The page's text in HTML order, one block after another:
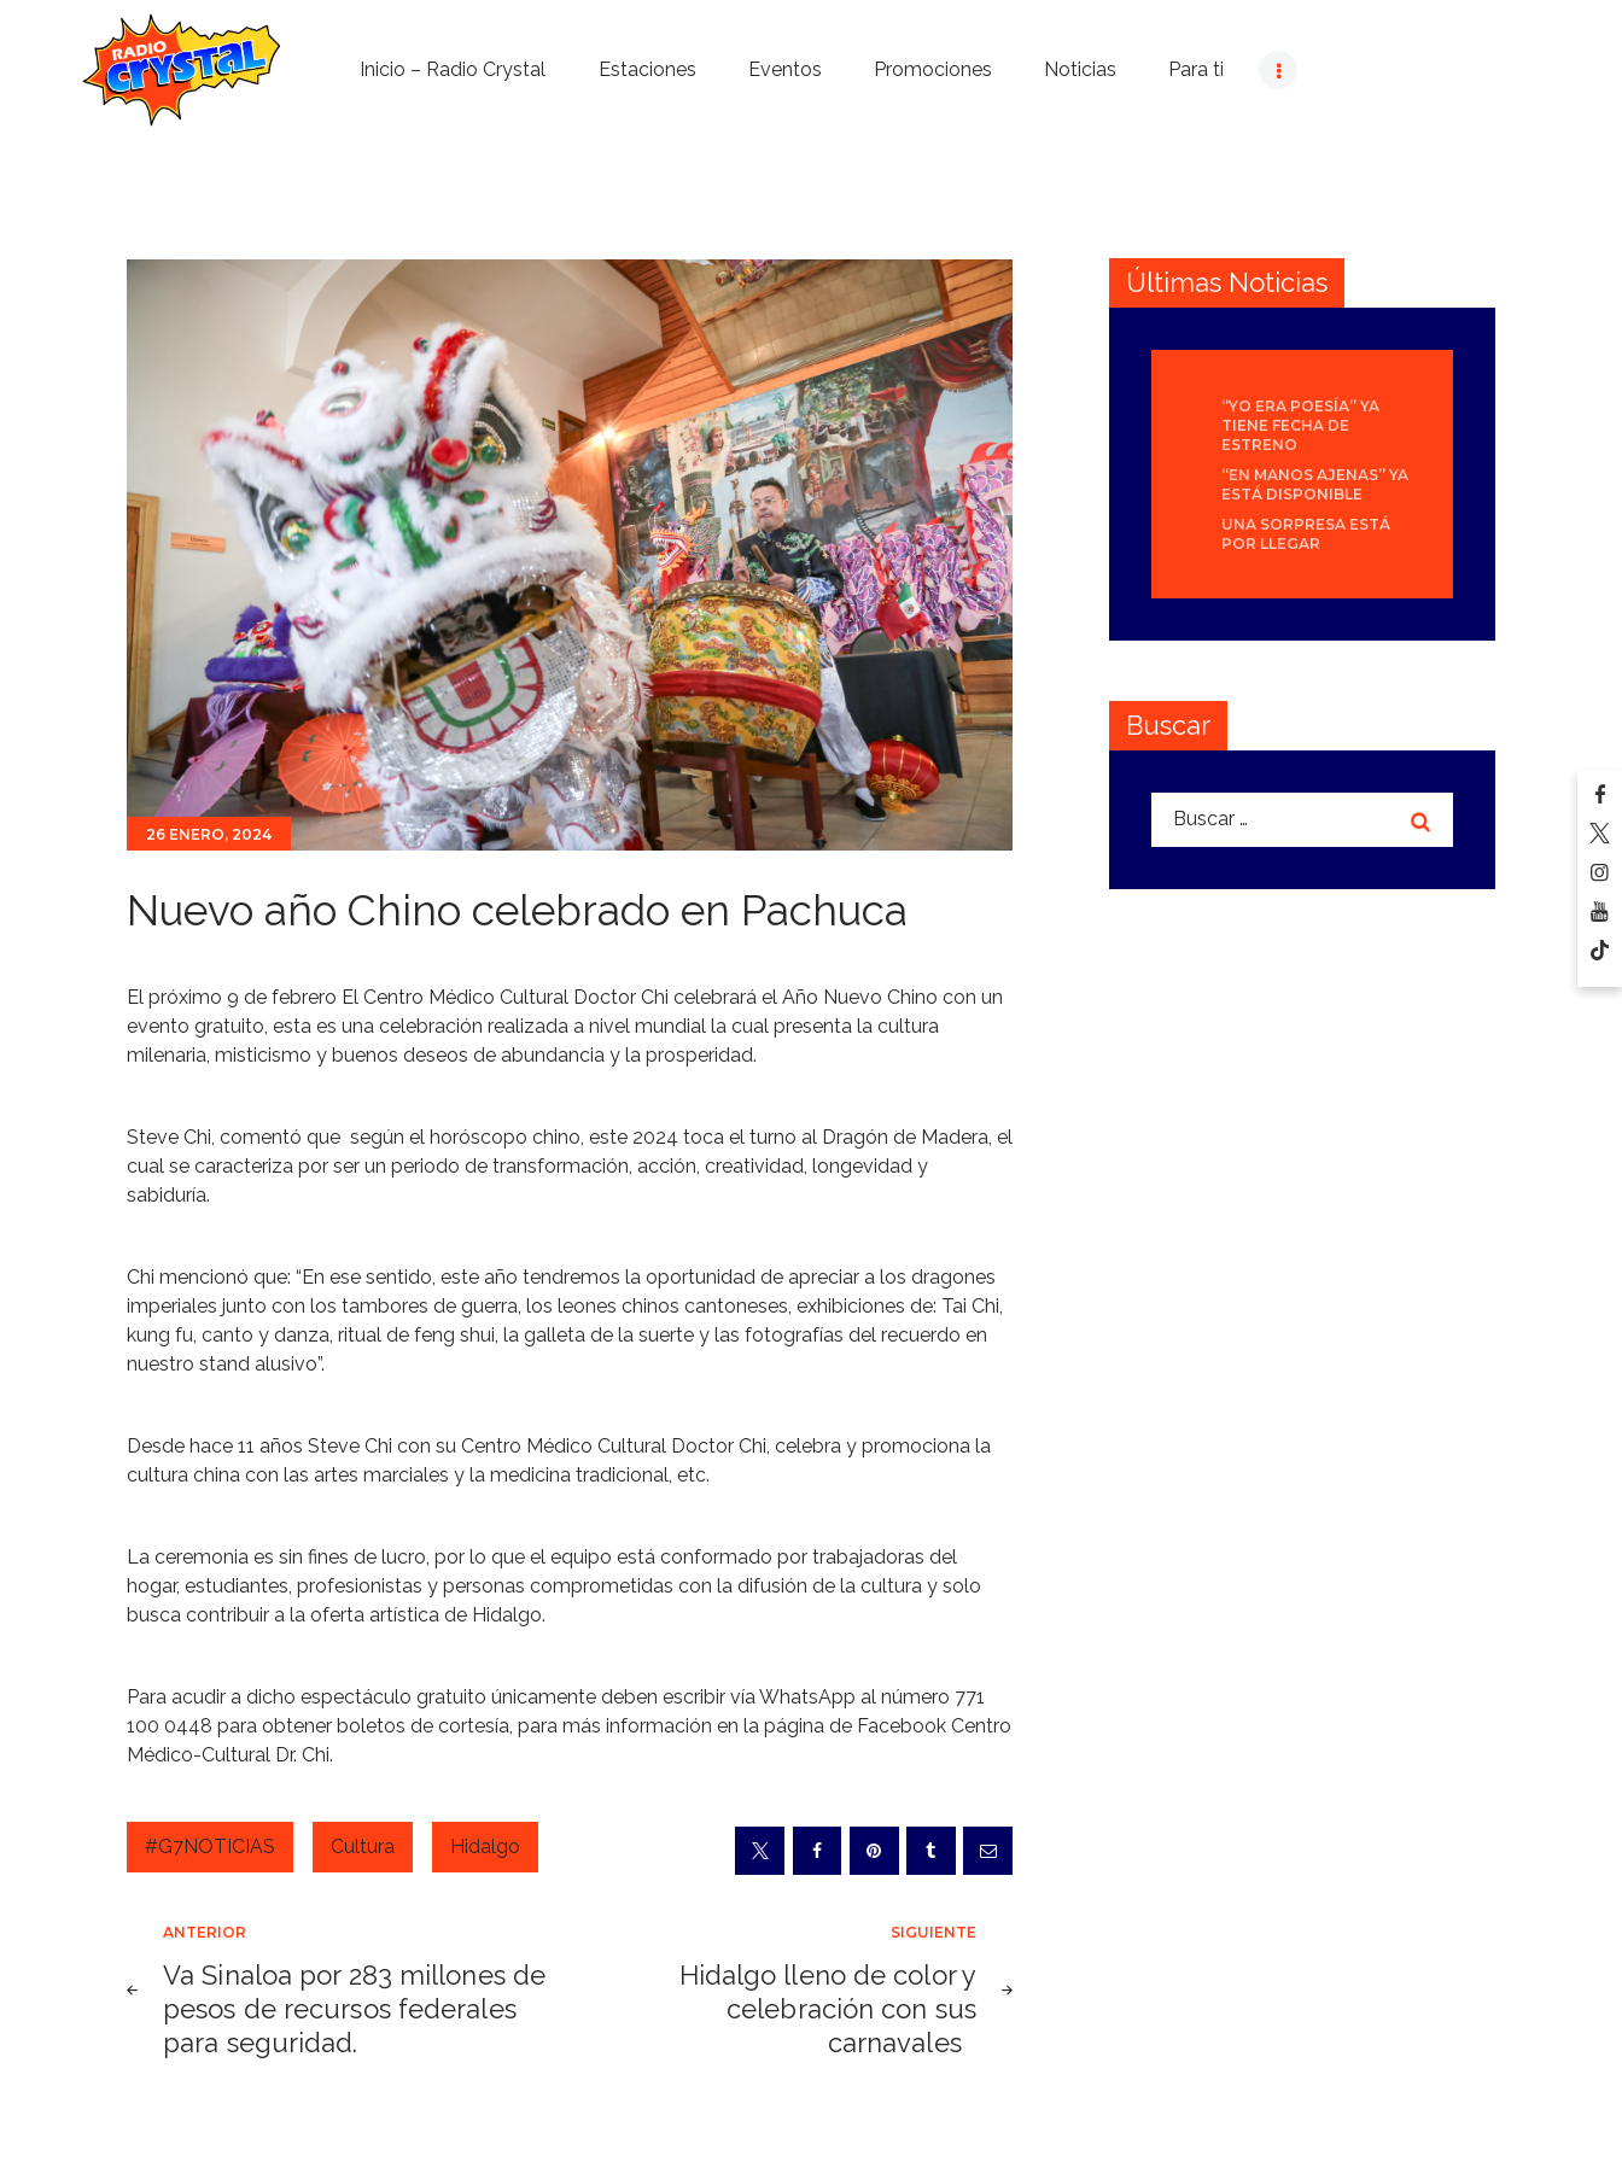
Inicio – Radio Crystal Estaciones Eventos Promociones Noticias Para ti
Noticias
Para ti
Contacto
26 ENERO, 2024
Nuevo año Chino celebrado en Pachuca
El próximo 9 de febrero El Centro Médico Cultural Doctor Chi celebrará el Año Nuevo Chino con un
evento gratuito, esta es una celebración realizada a nivel mundial la cual presenta la cultura
milenaria, misticismo y buenos deseos de abundancia y la prosperidad.
Steve Chi, comentó que según el horóscopo chino, este 2024 toca el turno al Dragón de Madera, el
cual se caracteriza por ser un periodo de transformación, acción, creatividad, longevidad y
sabiduría.
Chi mencionó que: “En ese sentido, este año tendremos la oportunidad de apreciar a los dragones
imperiales junto con los tambores de guerra, los leones chinos cantoneses, exhibiciones de: Tai Chi,
kung fu, canto y danza, ritual de feng shui, la galleta de la suerte y las fotografías del recuerdo en
nuestro stand alusivo”.
Desde hace 11 años Steve Chi con su Centro Médico Cultural Doctor Chi, celebra y promociona la
cultura china con las artes marciales y la medicina tradicional, etc.
La ceremonia es sin fines de lucro, por lo que el equipo está conformado por trabajadoras del
hogar, estudiantes, profesionistas y personas comprometidas con la difusión de la cultura y solo
busca contribuir a la oferta artística de Hidalgo.
Para acudir a dicho espectáculo gratuito únicamente deben escribir vía WhatsApp al número 771
100 0448 para obtener boletos de cortesía, para más información en la página de Facebook Centro
Médico-Cultural Dr. Chi.
#G7NOTICIAS Cultura Hidalgo
Navegación
de
entradas
ANTERIOR
Va Sinaloa por 283 millones de
pesos de recursos federales
para seguridad.
SIGUIENTE
Hidalgo lleno de color y
celebración con sus
carnavales
Últimas Noticias
“YO ERA POESÍA” YA
TIENE FECHA DE
ESTRENO
“EN MANOS AJENAS” YA
ESTÁ DISPONIBLE
UNA SORPRESA ESTÁ
POR LLEGAR
Buscar
Buscar: